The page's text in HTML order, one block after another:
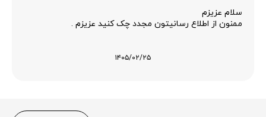
سلام عزیزم
ممنون از اطلاع رسانیتون مجدد چک کنید عزیزم .
۱۴۰۵/۰۲/۲۵